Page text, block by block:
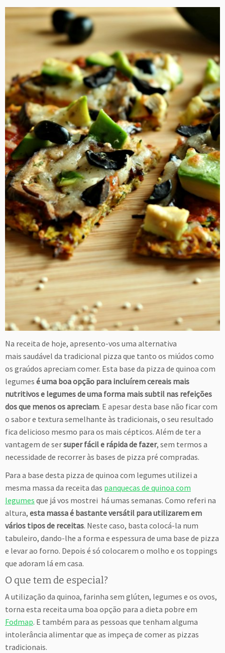
Na receita de hoje, apresento-vos uma alternativa
mais saudável da tradicional pizza que tanto os miúdos como
os graúdos apreciam comer. Esta base da pizza de quinoa com
legumes é uma boa opção para incluírem cereais mais
nutritivos e legumes de uma forma mais subtil nas refeições
dos que menos os apreciam. E apesar desta base não ficar com
o sabor e textura semelhante às tradicionais, o seu resultado
fica delicioso mesmo para os mais cépticos. Além de ter a
vantagem de sersuper fácil e rápida de fazer, sem termos a
necessidade de recorrer às bases de pizza pré compradas.
Para a base desta pizza de quinoa com legumes utilizei a
mesma massa da receita das panquecas de quinoa com
legumes que já vos mostrei há umas semanas. Como referi na
altura, esta massa é bastante versátil para utilizarem em
vários tipos de receitas. Neste caso, basta colocá-la num
tabuleiro, dando-lhe a forma e espessura de uma base de pizza
e levar ao forno. Depois é só colocarem o molho e os toppings
que adoram lá em casa.
O que tem de especial?
A utilização da quinoa, farinha sem glúten, legumes e os ovos,
torna esta receita uma boa opção para a dieta pobre em
Fodmap. E também para as pessoas que tenham alguma
intolerância alimentar que as impeça de comer as pizzas
tradicionais.